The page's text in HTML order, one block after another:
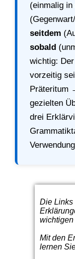
(einmalig in
seitdem
sobald
wichtig:
vorzeitig
Präteritum
gezielten
drei
Die Links
wichtigen
Mit den
lernen